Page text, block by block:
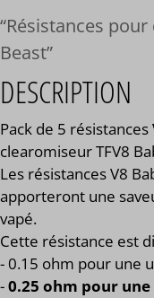
Résistances
Beast
DESCRIPTION
Pack de 5 résistances
clearomiseur TFV8
Les résistances V8
apporteront une
vapé.
Cette résistance est
- 0.15 ohm pour une
-0.25 ohm pour